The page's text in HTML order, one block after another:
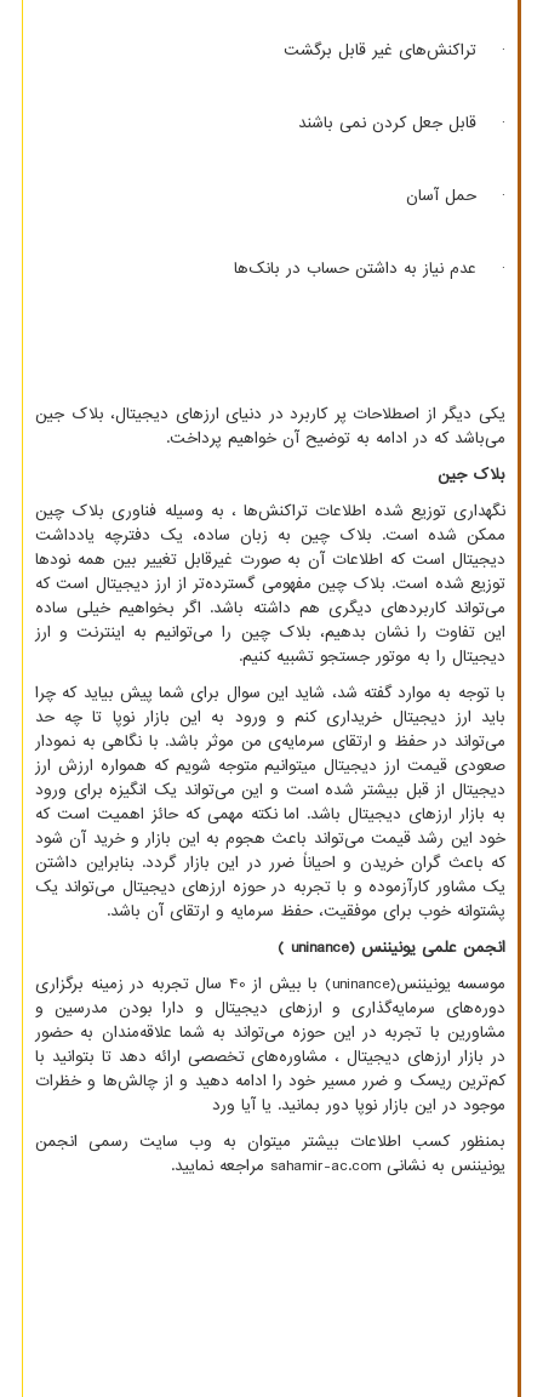
· تراکنش‌های غیر قابل برگشت
· قابل جعل کردن نمی باشند
· حمل آسان
· عدم نیاز به داشتن حساب در بانک‌ها
یکی دیگر از اصطلاحات پر کاربرد در دنیای ارزهای دیجیتال، بلاک جین
می‌باشد که در ادامه به توضیح آن خواهیم پرداخت.
بلاک جین
نگهداری توزیع شده اطلاعات تراکنش‌ها ، به وسیله فناوری بلاک چین
ممکن شده است. بلاک چین به زبان ساده، یک دفترچه یادداشت
دیجیتال است که اطلاعات آن به صورت غیرقابل تغییر بین همه نودها
توزیع شده است. بلاک چین مفهومی گسترده‌تر از ارز دیجیتال است که
می‌تواند کاربردهای دیگری هم داشته باشد. اگر بخواهیم خیلی ساده
این تفاوت را نشان بدهیم، بلاک چین را می‌توانیم به اینترنت و ارز
دیجیتال را به موتور جستجو تشبیه کنیم.
با توجه به موارد گفته شد، شاید این سوال برای شما پیش بیاید که چرا
باید ارز دیجیتال خریداری کنم و ورود به این بازار نوپا تا چه حد
می‌تواند در حفظ و ارتقای سرمایه‌ی من موثر باشد. با نگاهی به نمودار
صعودی قیمت ارز دیجیتال میتوانیم متوجه شویم که همواره ارزش ارز
دیجیتال از قبل بیشتر شده است و این می‌تواند یک انگیزه برای ورود
به بازار ارزهای دیجیتال باشد. اما نکته مهمی ‌که حائز اهمیت است که
خود این رشد قیمت می‌تواند باعث هجوم به این بازار و خرید آن شود
که باعث گران خریدن و احیاناً ضرر در این بازار گردد. بنابراین داشتن
یک مشاور کارآزموده و با تجربه در حوزه ارزهای دیجیتال می‌تواند یک
پشتوانه خوب برای موفقیت، حفظ سرمایه و ارتقای آن باشد.
انجمن علمی یونیننس (( uninance
موسسه یونیننس(uninance
) با بیش از 40 سال تجربه در زمینه برگزاری
دوره‌های سرمایه‌گذاری و ارزهای دیجیتال و دارا بودن مدرسین و
مشاورین با تجربه در این حوزه می‌تواند به شما علاقه‌مندان به حضور
در بازار ارزهای دیجیتال ، مشاوره‌های تخصصی ارائه دهد تا بتوانید با
کم‌ترین ریسک و ضرر مسیر خود را ادامه دهید و از چالش‌ها و خظرات
موجود در این بازار نوپا دور بمانید. یا آیا ورد
بمنظور کسب اطلاعات بیشتر میتوان به وب سایت رسمی انجمن
یونیننس به نشانی sahamir-ac.com مراجعه نمایید.